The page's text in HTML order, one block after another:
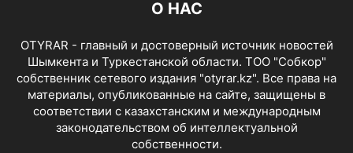
О НАС
OTYRAR - главный и достоверный источник новостей
Шымкента и Туркестанской области. ТОО "Собкор"
собственник сетевого издания "otyrar.kz". Все права на
материалы, опубликованные на сайте, защищены в
соответствии с казахстанским и международным
законодательством об интеллектуальной
собственности.